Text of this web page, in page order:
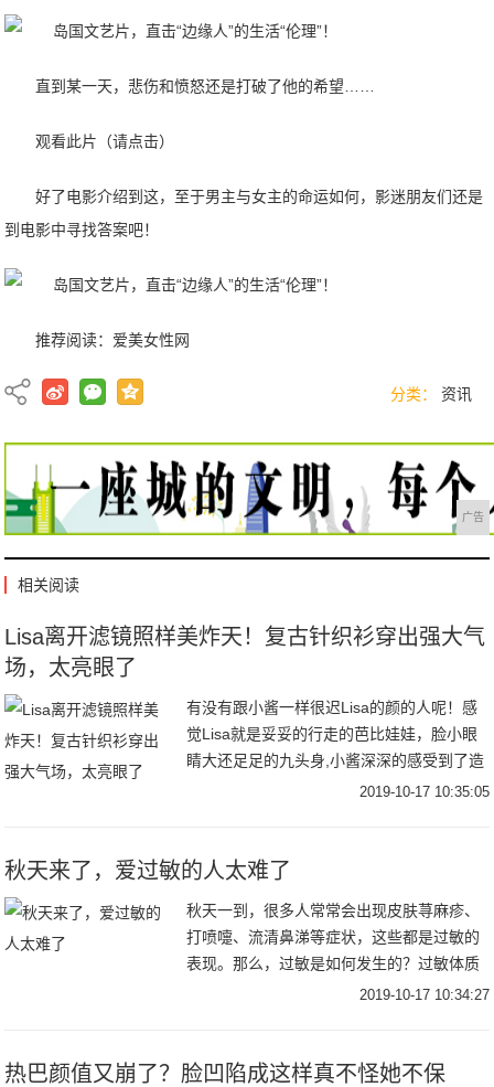
直到某一天，悲伤和愤怒还是打破了他的希望……
观看此片（请点击）
好了电影介绍到这，至于男主与女主的命运如何，影迷朋友们还是
到电影中寻找答案吧！
推荐阅读： 爱美女性网
分类： 资讯
广告
相关阅读
Lisa离开滤镜照样美炸天！复古针织衫穿出强大气
场，太亮眼了
有没有跟小酱一样很迟Lisa的颜的人呢！感
觉Lisa就是妥妥的行走的芭比娃娃，脸小眼
睛大还足足的九头身,小酱深深的感受到了造
物主的不公平~Lisa在舞台上超级亮眼，最近
2019-10-17 10:35:05
秋天来了，爱过敏的人太难了
秋天一到，很多人常常会出现皮肤荨麻疹、
打喷嚏、流清鼻涕等症状，这些都是过敏的
表现。那么，过敏是如何发生的？过敏体质
的人又应该警惕哪些过敏性疾病呢？
2019-10-17 10:34:27
热巴颜值又崩了？脸凹陷成这样真不怪她不保